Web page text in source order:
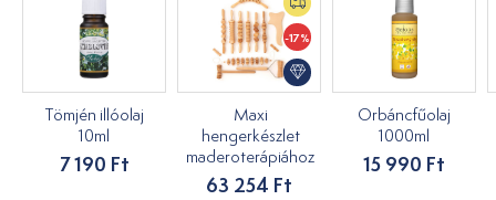
Tömjén illóolaj
10ml
7 190 Ft
-17%
Maxi
hengerkészlet
maderoterápiához
63 254 Ft
Orbáncfűolaj
1000ml
15 990 Ft